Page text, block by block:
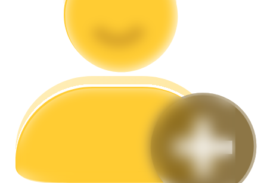
Guía de inicio de futuros
Aprenda cómo mantenerse rentable